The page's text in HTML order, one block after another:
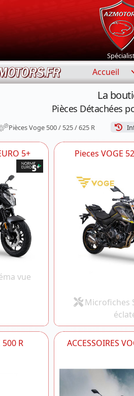
Accueil
La
Pièces Détachées
Pièces Voge 500 / 525 / 625 R
5+
vue
Pieces VOGE
Microfiches
500 R ACCESSOIRES